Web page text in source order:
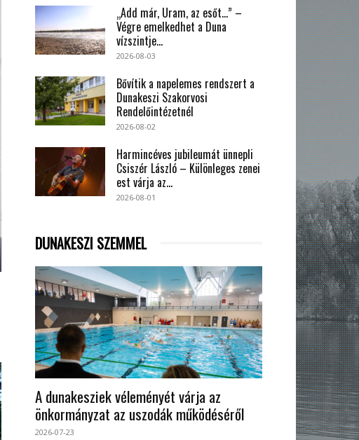
„Add már, Uram, az esőt…” –
Végre emelkedhet a Duna
vízszintje...
2026-08-03
Bővítik a napelemes rendszert a
Dunakeszi Szakorvosi
Rendelőintézetnél
2026-08-02
Harmincéves jubileumát ünnepli
Csiszér László – Különleges zenei
est várja az...
2026-08-01
DUNAKESZI SZEMMEL
A dunakesziek véleményét várja az
önkormányzat az uszodák működéséről
2026-07-23